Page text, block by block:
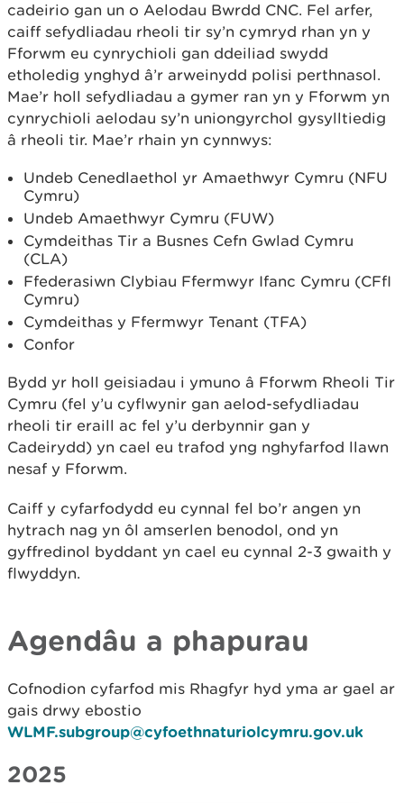
cadeirio gan un o Aelodau Bwrdd CNC. Fel arfer,
caiff sefydliadau rheoli tir sy’n cymryd rhan yn y
Fforwm eu cynrychioli gan ddeiliad swydd
etholedig ynghyd â’r arweinydd polisi perthnasol.
Mae’r holl sefydliadau a gymer ran yn y Fforwm yn
cynrychioli aelodau sy’n uniongyrchol gysylltiedig
â rheoli tir. Mae’r rhain yn cynnwys:
Undeb Cenedlaethol yr Amaethwyr Cymru (NFU
Cymru)
Undeb Amaethwyr Cymru (FUW)
Cymdeithas Tir a Busnes Cefn Gwlad Cymru
(CLA)
Ffederasiwn Clybiau Ffermwyr Ifanc Cymru (CFfI
Cymru)
Cymdeithas y Ffermwyr Tenant (TFA)
Confor
Bydd yr holl geisiadau i ymuno â Fforwm Rheoli Tir
Cymru (fel y’u cyflwynir gan aelod-sefydliadau
rheoli tir eraill ac fel y’u derbynnir gan y
Cadeirydd) yn cael eu trafod yng nghyfarfod llawn
nesaf y Fforwm.
Caiff y cyfarfodydd eu cynnal fel bo’r angen yn
hytrach nag yn ôl amserlen benodol, ond yn
gyffredinol byddant yn cael eu cynnal 2-3 gwaith y
flwyddyn.
Agendâu a phapurau
Cofnodion cyfarfod mis Rhagfyr hyd yma ar gael ar
gais drwy ebostio
WLMF.subgroup@cyfoethnaturiolcymru.gov.uk
2025